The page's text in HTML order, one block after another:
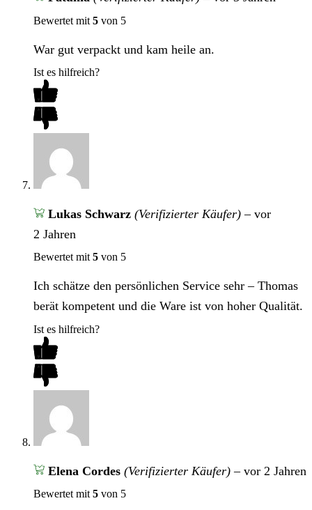
Bewertet mit 5 von 5
War gut verpackt und kam heile an.
Ist es hilfreich?
Lukas Schwarz (Verifizierter Käufer) – vor
2 Jahren
Bewertet mit 5 von 5
Ich schätze den persönlichen Service sehr – Thomas
berät kompetent und die Ware ist von hoher Qualität.
Ist es hilfreich?
Elena Cordes (Verifizierter Käufer) – vor 2 Jahren
Bewertet mit 5 von 5